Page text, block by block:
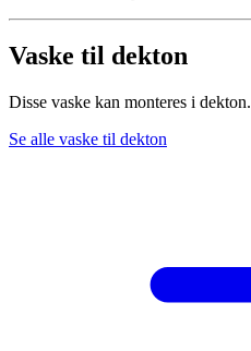
Vaske til dekton
Disse vaske kan monteres i dekton.
Se alle vaske til dekton